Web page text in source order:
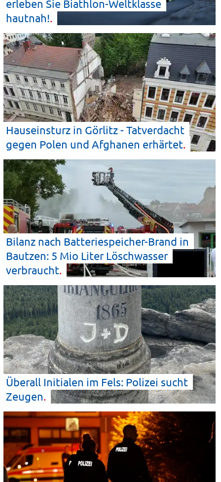
erleben Sie Biathlon-Weltklasse
hautnah!
Hauseinsturz in Görlitz - Tatverdacht
gegen Polen und Afghanen erhärtet
Bilanz nach Batteriespeicher-Brand in
Bautzen: 5 Mio Liter Löschwasser
verbraucht
Überall Initialen im Fels: Polizei sucht
Zeugen